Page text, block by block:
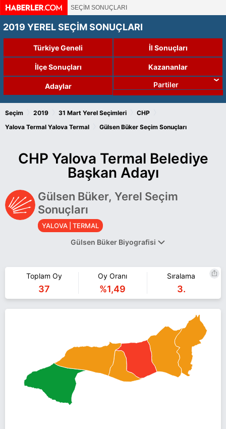
SEÇİM SONUÇLARI
2019 YEREL SEÇİM SONUÇLARI
Türkiye Geneli İl Sonuçları
İlçe Sonuçları Kazananlar
Adaylar Partiler
Seçim 2019 31 Mart Yerel Seçimleri CHP
Yalova Termal Yalova Termal Gülsen Büker Seçim Sonuçları
CHP Yalova Termal Belediye
Başkan Adayı
Gülsen Büker, Yerel Seçim
Sonuçları
YALOVA | TERMAL
Gülsen Büker Biyografisi
Merkez İlçe Başkanlığı gibi çeşitli görevler aldı. Atatürkçü
Düşünce Derneği Yalova Şubesi yönetiminde görev yapan
Büker’in annesi öğretmen, babası mühendistir.
Gülsen Büker, 31 Mart 2019’da gerçekleşecek olan yerel
seçimlerde CHP’nin Yalova’ya bağlı Termal İlçesi Belediye Başkan
Gülsen Büker YALOVA TERMAL belediye başkan adayı olarak
CHP ile 31 Mart 2019 yerel seçimlerinde yarışıyor. Gülsen Büker
ile ilgili daha fazla bilgi içinGülsen Büker Haberlerisayfamızı
ziyaret edin.
Toplam Oy
37
Oy Oranı
%1,49
Sıralama
3.